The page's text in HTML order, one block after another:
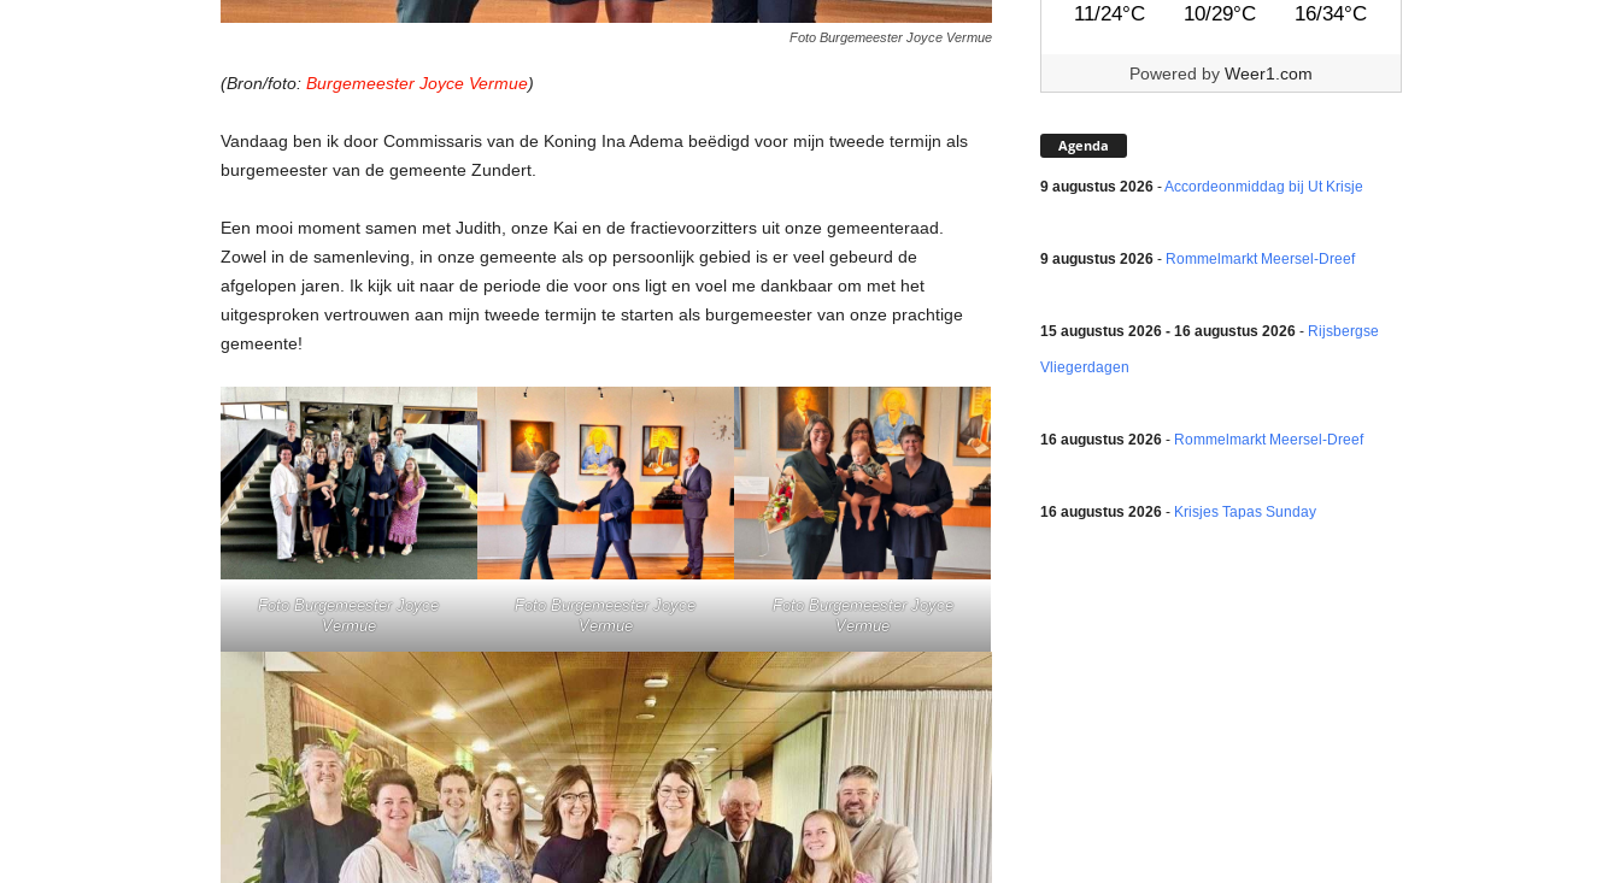
Foto Burgemeester Joyce Vermue
(Bron/foto:Burgemeester Joyce Vermue)
Vandaag ben ik door Commissaris van de Koning Ina Adema beëdigd voor mijn tweede termijn als
burgemeester van de gemeente Zundert.
Een mooi moment samen met Judith, onze Kai en de fractievoorzitters uit onze gemeenteraad.
Zowel in de samenleving, in onze gemeente als op persoonlijk gebied is er veel gebeurd de
afgelopen jaren. Ik kijk uit naar de periode die voor ons ligt en voel me dankbaar om met het
uitgesproken vertrouwen aan mijn tweede termijn te starten als burgemeester van onze prachtige
gemeente!
Foto Burgemeester Joyce
Vermue
Foto Burgemeester Joyce
Vermue
Foto Burgemeester Joyce
Vermue
11/24°C 10/29°C 16/34°C
Powered by Weer1.com
Agenda
9 augustus 2026-Accordeonmiddag bij Ut Krisje
9 augustus 2026- Rommelmarkt Meersel-Dreef
15 augustus 2026 - 16 augustus 2026- Rijsbergse
Vliegerdagen
16 augustus 2026- Rommelmarkt Meersel-Dreef
16 augustus 2026- Krisjes Tapas Sunday